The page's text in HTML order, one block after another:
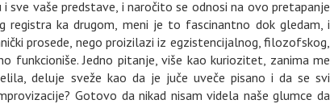
sve vaše predstave, i naročito se odnosi na ovo pretapanje
registra ka drugom, meni je to fascinantno dok gledam, i
prosede, nego proizilazi iz egzistencijalnog, filozofskog,
funkcioniše. Jedno pitanje, više kao kuriozitet, zanima me
deluje sveže kao da je juče uveče pisano i da se svi
Gotovo da nikad nisam videla naše glumce da